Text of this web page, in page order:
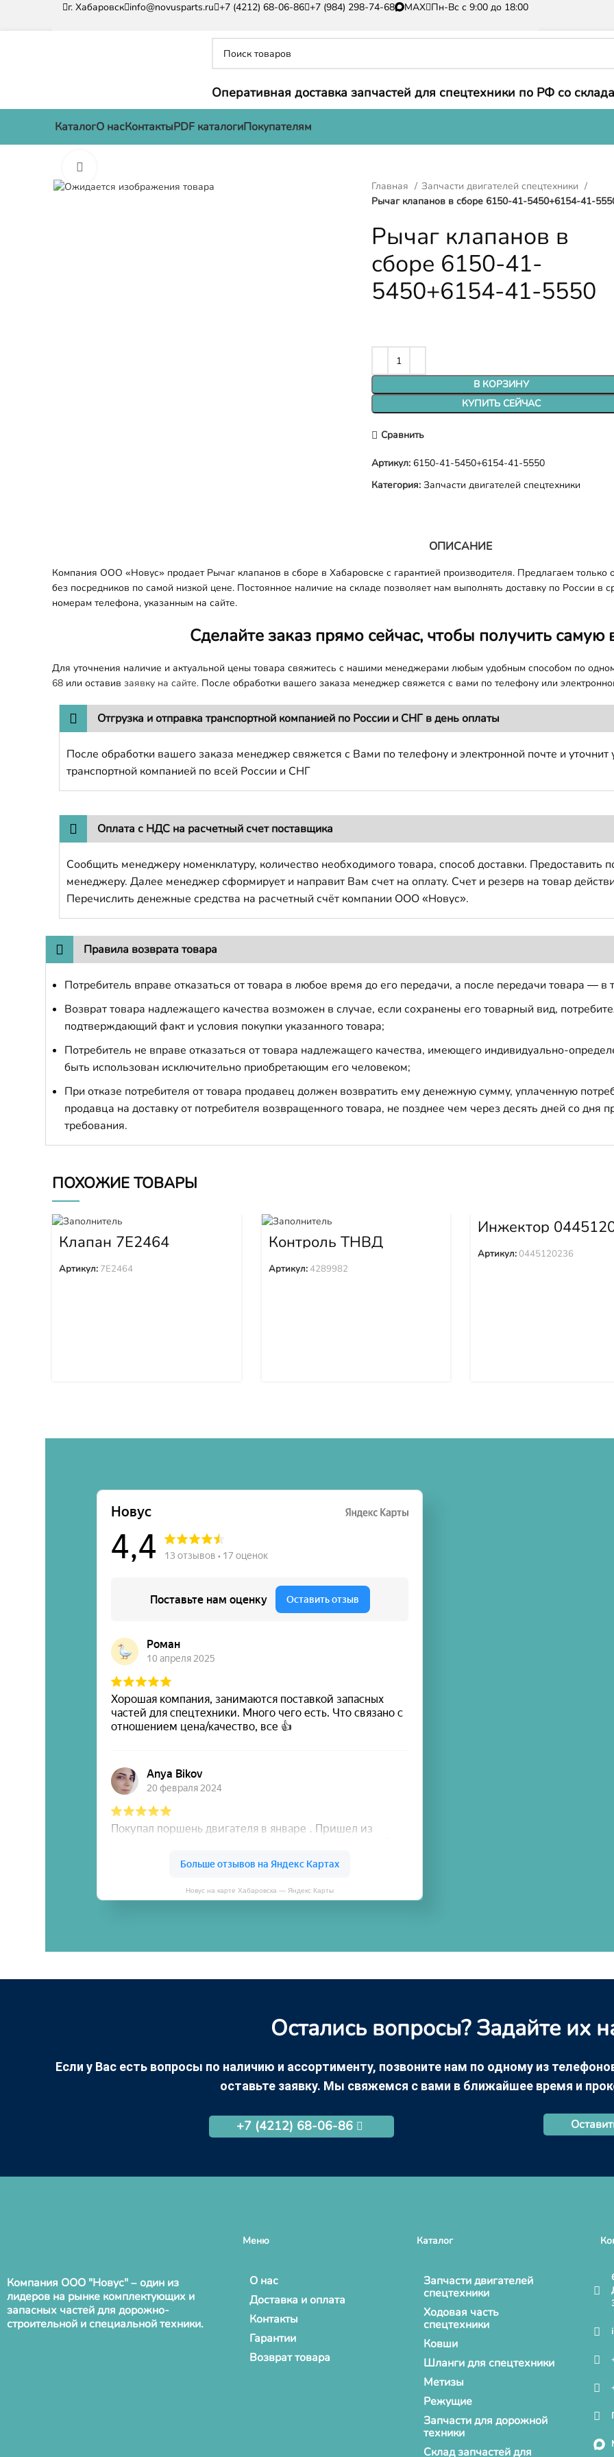
г. Хабаровск info@novusparts.ru +7 (4212) 68-06-86 +7 (984) 298-74-68 MAX Пн-Вс с 9:00 до 18:00
Оперативная доставка запчастей для спецтехники по РФ со
КаталогО насКонтактыPDF каталогиПокупателям
Главная
Запчасти двигателей спецтехники
Рычаг клапанов в сборе 6150-41-5450+6154-41-
Рычаг клапанов в
сборе 6150-41-
5450+6154-41-5550
В КОРЗИНУ
КУПИТЬ СЕЙЧАС
Сравнить
Артикул: 6150-41-5450+6154-41-5550
Категория: Запчасти двигателей спецтехники
ОПИСАНИЕ
Компания ООО «Новус» продает Рычаг клапанов в сборе в Хабаровске с гарантией производителя. Предлагаем только
без посредников по самой низкой цене. Постоянное наличие на складе позволяет нам выполнять доставку по России в
номерам телефона, указанным на сайте.
Сделайте заказ прямо сейчас, чтобы получить
Для уточнения наличие и актуальной цены товара свяжитесь с нашими менеджерами любым удобным способом по
68 или оставив заявку на сайте. После обработки вашего заказа менеджер свяжется с вами по телефону или
Отгрузка и отправка транспортной компанией по России и СНГ в день оплаты
После обработки вашего заказа менеджер свяжется с Вами по телефону и электронной почте и уточнит
транспортной компанией по всей России и СНГ
Оплата с НДС на расчетный счет поставщика
Сообщить менеджеру номенклатуру, количество необходимого товара, способ доставки.
менеджеру. Далее менеджер сформирует и направит Вам счет на оплату. Счет и резерв на товар
Перечислить денежные средства на расчетный счёт компании ООО «Новус».
Правила возврата товара
Потребитель вправе отказаться от товара в любое время до его передачи, а после передачи товара — в
Возврат товара надлежащего качества возможен в случае, если сохранены его товарный вид,
подтверждающий факт и условия покупки указанного товара;
Потребитель не вправе отказаться от товара надлежащего качества, имеющего индивидуально-
быть использован исключительно приобретающим его человеком;
При отказе потребителя от товара продавец должен возвратить ему денежную сумму, уплаченную
продавца на доставку от потребителя возвращенного товара, не позднее чем через десять дней со дня
требования.
ПОХОЖИЕ ТОВАРЫ
Клапан 7E2464
Артикул: 7E2464
Контроль ТНВД
4289982
Артикул:4289982
Инжектор
Артикул:0445120236
Новус на карте Хабаровска — Яндекс Карты
Остались вопросы? Задайте их
Если у Вас есть вопросы по наличию и ассортименту, позвоните нам по одному из
оставьте заявку. Мы свяжемся с вами в ближайшее время и
+7 (4212) 68-06-86
Компания ООО "Новус" – один из
лидеров на рынке комплектующих и
запасных частей для дорожно-
строительной и специальной техники.
Меню
О нас
Доставка и оплата
Контакты
Гарантии
Возврат товара
Каталог
Запчасти двигателей
спецтехники
Ходовая часть
спецтехники
Ковши
Шланги для спецтехники
Метизы
Режущие
Запчасти для дорожной
техники
Склад запчастей для